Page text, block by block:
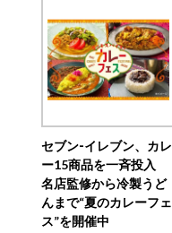
セブン‐イレブン、カレ
ー15商品を一斉投入
名店監修から冷製うど
んまで“夏のカレーフェ
ス”を開催中